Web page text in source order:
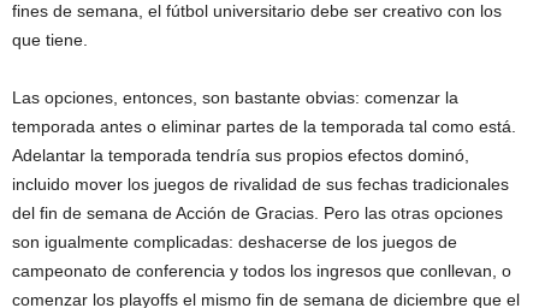
fines de semana, el fútbol universitario debe ser creativo con los
que tiene.
Las opciones, entonces, son bastante obvias: comenzar la
temporada antes o eliminar partes de la temporada tal como está.
Adelantar la temporada tendría sus propios efectos dominó,
incluido mover los juegos de rivalidad de sus fechas tradicionales
del fin de semana de Acción de Gracias. Pero las otras opciones
son igualmente complicadas: deshacerse de los juegos de
campeonato de conferencia y todos los ingresos que conllevan, o
comenzar los playoffs el mismo fin de semana de diciembre que el